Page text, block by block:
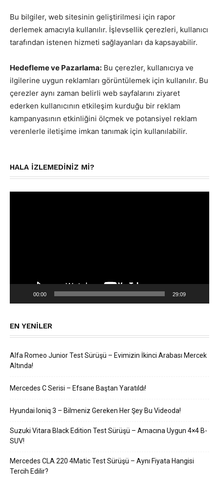
Bu bilgiler, web sitesinin geliştirilmesi için rapor
derlemek amacıyla kullanılır. İşlevsellik çerezleri, kullanıcı
tarafından istenen hizmeti sağlayanları da kapsayabilir.
Hedefleme ve Pazarlama: Bu çerezler, kullanıcıya ve
ilgilerine uygun reklamları görüntülemek için kullanılır. Bu
çerezler aynı zaman belirli web sayfalarını ziyaret
ederken kullanıcının etkileşim kurduğu bir reklam
kampanyasının etkinliğini ölçmek ve potansiyel reklam
verenlerle iletişime imkan tanımak için kullanılabilir.
HALA IZLEMEDINIZ MI?
00:00 29:09
EN YENILER
Alfa Romeo Junior Test Sürüşü – Evimizin İkinci Arabası Mercek
Altında!
Mercedes C Serisi – Efsane Baştan Yaratıldı!
Hyundai Ioniq 3 – Bilmeniz Gereken Her Şey Bu Videoda!
Suzuki Vitara Black Edition Test Sürüşü – Amacına Uygun 4×4 B-
SUV!
Mercedes CLA 220 4Matic Test Sürüşü – Aynı Fiyata Hangisi
Tercih Edilir?